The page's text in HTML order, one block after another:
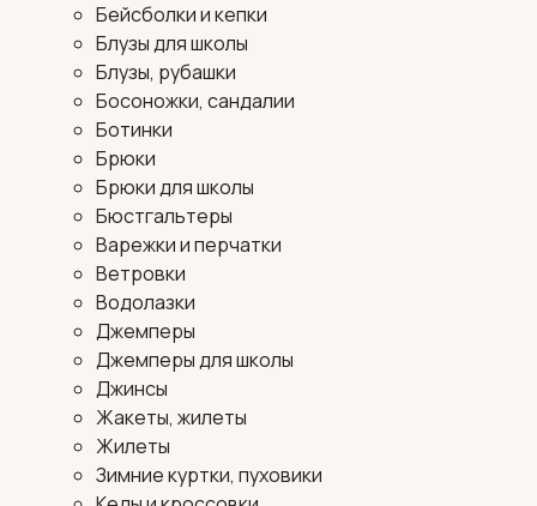
Бейсболки и кепки
Блузы для школы
Блузы, рубашки
Босоножки, сандалии
Ботинки
Брюки
Брюки для школы
Бюстгальтеры
Варежки и перчатки
Ветровки
Водолазки
Джемперы
Джемперы для школы
Джинсы
Жакеты, жилеты
Жилеты
Зимние куртки, пуховики